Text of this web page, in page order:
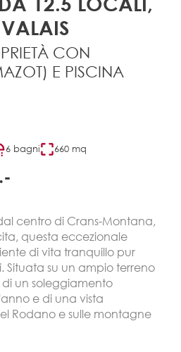
CON
E PISCINA
6 bagni 660 mq
centro di Crans-Montana,
questa eccezionale
di vita tranquillo pur
Situata su un ampio terreno
di un soleggiamento
e di una vista
Rodano e sulle montagne